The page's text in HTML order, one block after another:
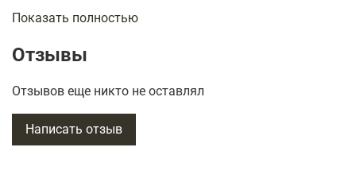
По вашему желанию мы готовы изготовить посуду,
в нашем интернет-магазине с вашим логотипом.
Предлагаем вам обратить внимание на другие
качестве подарка изящные
эксклюзивные фарфоровые
Показать полностью
Отзывы
Отзывов еще никто не оставлял
Написать отзыв